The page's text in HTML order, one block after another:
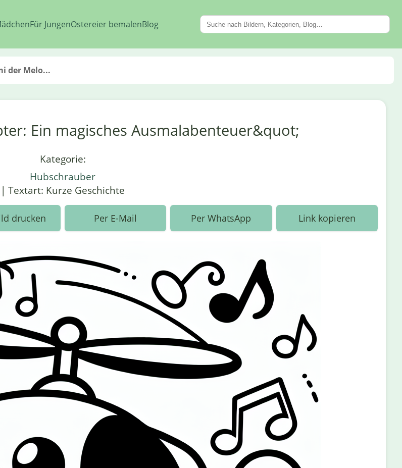
Für JungenOstereier bemalenBlog
der Melo...
Ein magisches Ausmalabenteuer&quot;
Kategorie:
Hubschrauber
| Textart: Kurze Geschichte
drucken Per E-Mail Per WhatsApp Link kopieren